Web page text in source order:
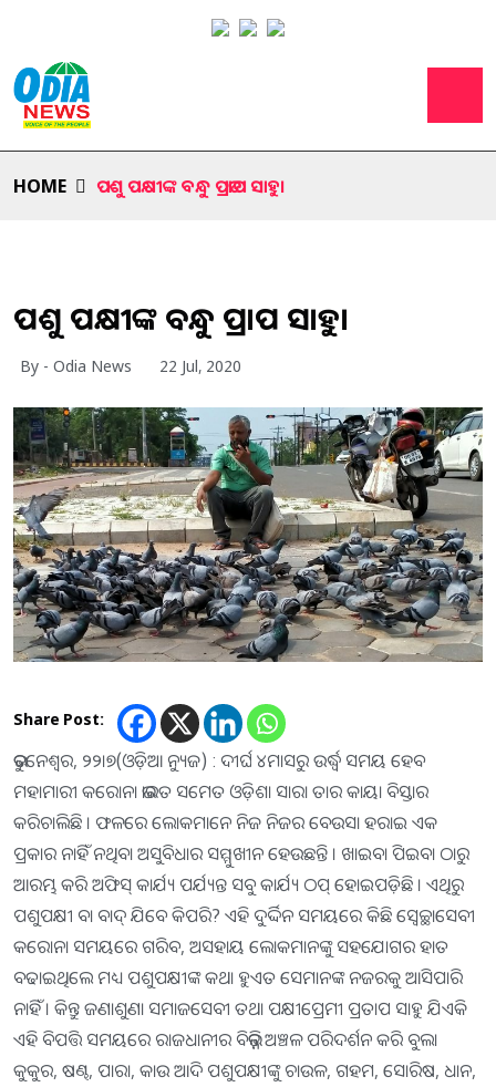
HOME ପଶୁ ପକ୍ଷୀଙ୍କ ବନ୍ଧୁ ପ୍ରତାପ ସାହୁ।
ପଶୁ ପକ୍ଷୀଙ୍କ ବନ୍ଧୁ ପ୍ରତାପ ସାହୁ।
By - Odia News 22 Jul, 2020
Share Post:
ଭୁବନେଶ୍ୱର, ୨୨।୭(ଓଡ଼ିଆ ନ୍ୟୁଜ) : ଦୀର୍ଘ ୪ମାସରୁ ଉର୍ଦ୍ଧ୍ୱ ସମୟ ହେବ
ମହାମାରୀ କରୋନା ଭାରତ ସମେତ ଓଡ଼ିଶା ସାରା ତାର କାୟା ବିସ୍ତାର
କରିଚାଲିଛି । ଫଳରେ ଲୋକମାନେ ନିଜ ନିଜର ବେଉସା ହରାଇ ଏକ
ପ୍ରକାର ନାହିଁ ନଥିବା ଅସୁବିଧାର ସମ୍ମୁଖୀନ ହେଉଛନ୍ତି । ଖାଇବା ପିଇବା ଠାରୁ
ଆରମ୍ଭ କରି ଅଫିସ୍ କାର୍ଯ୍ୟ ପର୍ଯ୍ୟନ୍ତ ସବୁ କାର୍ଯ୍ୟ ଠପ୍ ହୋଇପଡ଼ିଛି । ଏଥିରୁ
ପଶୁପକ୍ଷୀ ବା ବାଦ୍ ଯିବେ କିପରି? ଏହି ଦୁର୍ଦ୍ଦିନ ସମୟରେ କିଛି ସ୍ୱେଚ୍ଛାସେବୀ
କରୋନା ସମୟରେ ଗରିବ, ଅସହାୟ ଲୋକମାନଙ୍କୁ ସହଯୋଗର ହାତ
ବଢାଇଥିଲେ ମଧ୍ୟ ପଶୁପକ୍ଷୀଙ୍କ କଥା ହୁଏତ ସେମାନଙ୍କ ନଜରକୁ ଆସିପାରି
ନାହିଁ । କିନ୍ତୁ ଜଣାଶୁଣା ସମାଜସେବୀ ତଥା ପକ୍ଷୀପ୍ରେମୀ ପ୍ରତାପ ସାହୁ ଯିଏକି
ଏହି ବିପତ୍ତି ସମୟରେ ରାଜଧାନୀର ବିଭିନ୍ନ ଅଞ୍ଚଳ ପରିଦର୍ଶନ କରି ବୁଲା
କୁକୁର, ଷଣ୍ଢ, ପାରା, କାଉ ଆଦି ପଶୁପକ୍ଷୀଙ୍କୁ ଚାଉଳ, ଗହମ, ସୋରିଷ, ଧାନ,